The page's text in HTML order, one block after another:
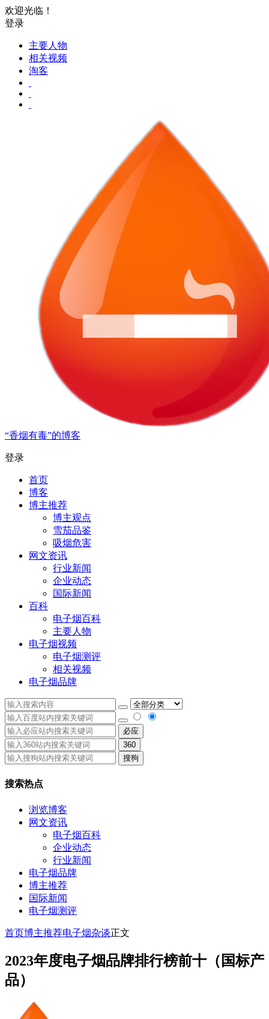
欢迎光临！
登录
主要人物
相关视频
淘客
“香烟有毒”的博客
登录
首页
博客
博主推荐
博主观点
雪茄品鉴
吸烟危害
网文资讯
行业新闻
企业动态
国际新闻
百科
电子烟百科
主要人物
电子烟视频
电子烟测评
相关视频
电子烟品牌
必应
360
搜狗
搜索热点
浏览博客
网文资讯
电子烟百科
企业动态
行业新闻
电子烟品牌
博主推荐
国际新闻
电子烟测评
首页博主推荐电子烟杂谈正文
2023年度电子烟品牌排行榜前十（国标产
品）